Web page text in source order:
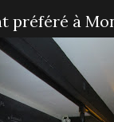
préféré à